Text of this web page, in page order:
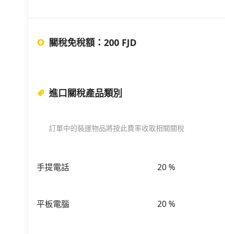
關稅免稅額 ： 200 FJD
進口關稅產品類別
訂單中的裝運物品將按此費率收取相關關稅
手提電話 20%
平板電腦 20%